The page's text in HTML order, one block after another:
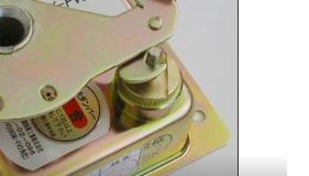
壳体采用注塑成型，表面光洁，颜色
合金壳体采用阳极氧化后再静电喷
米，附着力强。喷涂粉末选用户外耐
小时盐雾测试无腐蚀、500小时紫外
海或化工环境，可选用不锈钢壳体，